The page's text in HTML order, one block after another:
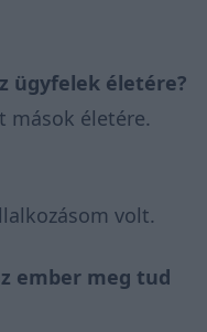
ügyfelek életére?
mások életére.
volt.
ember meg tud